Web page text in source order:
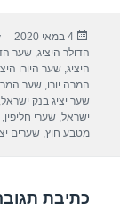
e
b
o
o
פורסם
בתאריך
4 במאי 2020
הדולר היציג,שער
היציג,שער היורו
המרה יורו,שער
שער יציג בנק ישראל
ישראל,שערי חליפין
מטבע חוץ,שערים
כתיבת